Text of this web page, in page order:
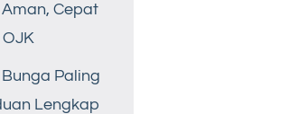
Cepat
Paling
Lengkap